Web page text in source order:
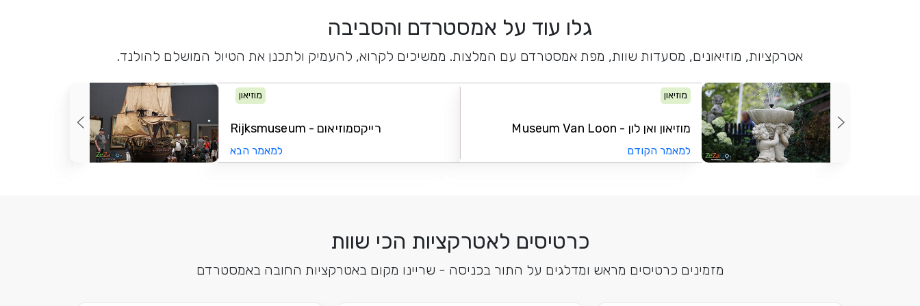
גלו עוד על אמסטרדם והסביבה
אטרקציות, מוזיאונים, מסעדות שוות, מפת אמסטרדם עם המלצות. ממשיכים לקרוא, להעמיק ולתכנן את הטיול המושלם להולנד.
מוזיאון
מוזיאון ואן לון - Museum Van Loon
למאמר הקודם
מוזיאון
רייקסמוזיאום - Rijksmuseum
למאמר הבא
כרטיסים לאטרקציות הכי שוות
מזמינים כרטיסים מראש ומדלגים על התור בכניסה - שריינו מקום באטרקציות החובה באמסטרדם